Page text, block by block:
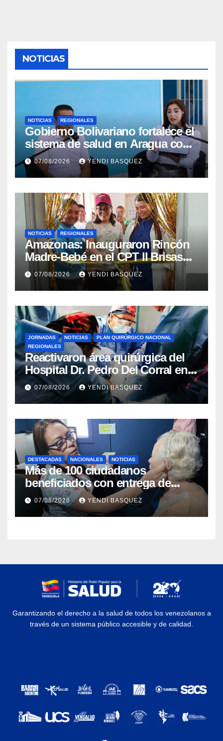
NOTICIAS
NOTICIAS REGIONALES
Gobierno Bolivariano fortalece el
sistema de salud en Aragua con
la reinauguración del CDI La
Mora
07/08/2026 YENDI BASQUEZ
NOTICIAS REGIONALES
​Amazonas: Inauguraron Rincón
Madre-Bebé en el CPT II Brisas
del Aeropuerto ​Inauguraron
Rincón
07/08/2026 YENDI BASQUEZ
JORNADAS NOTICIAS
PLAN QUIRÚRGICO NACIONAL
REGIONALES
Reactivaron área quirúrgica del
Hospital Dr. Pedro Del Corral en
Guárico
07/08/2026 YENDI BASQUEZ
DESTACADAS NACIONALES NOTICIAS
Más de 100 ciudadanos
beneficiados con entrega de
prótesis auditivas en el Centro de
Rehabilitación J.J. Arvelo
07/08/2026 YENDI BASQUEZ
Garantizando el derecho a la salud de todos los venezolanos a
través de un sistema público accesible y de calidad.